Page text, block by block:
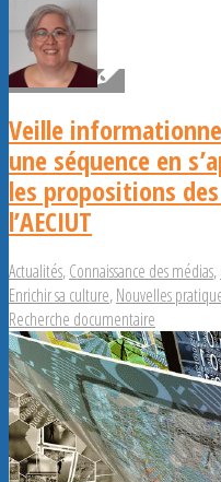
Veille
une séquence en
les propositions
l’AECIUT
Actualités,Connaissance des médias,
Enrichir sa culture,Nouvelles
Recherche documentaire